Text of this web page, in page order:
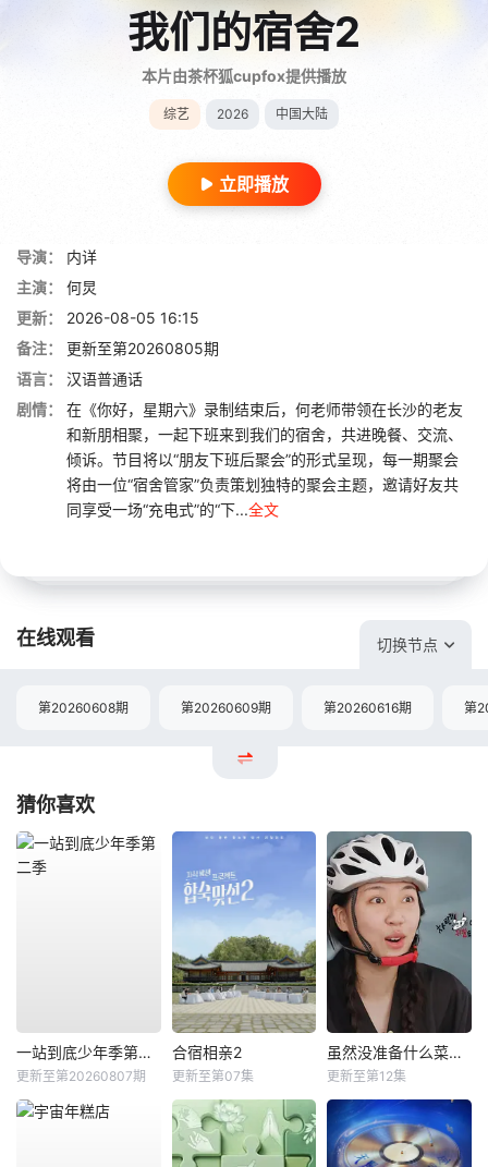
我们的宿舍2
本片由茶杯狐cupfox提供播放
综艺 2026 中国大陆
立即播放
导演：
内详
主演：
何炅
更新：
2026-08-05 16:15
备注：
更新至第20260805期
语言：
汉语普通话
剧情：
在《你好，星期六》录制结束后，何老师带领在长沙的老友
和新朋相聚，一起下班来到我们的宿舍，共进晚餐、交流、
倾诉。节目将以“朋友下班后聚会”的形式呈现，每一期聚会
将由一位“宿舍管家”负责策划独特的聚会主题，邀请好友共
同享受一场“充电式”的“下...全文
在线观看 切换节点
第20260608期 第20260609期 第20260616期 第
猜你喜欢
一站到底少年季第二季
更新至第20260807期
合宿相亲2
更新至第07集
虽然没准备什么菜第四季
更新至第12集